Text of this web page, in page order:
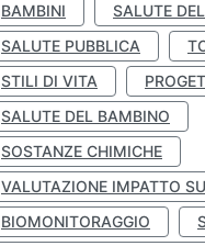
BAMBINI
SALUTE
SALUTE PUBBLICA
STILI DI VITA
SALUTE DEL BAMBINO
SOSTANZE CHIMICHE
VALUTAZIONE IMPATTO
BIOMONITORAGGIO